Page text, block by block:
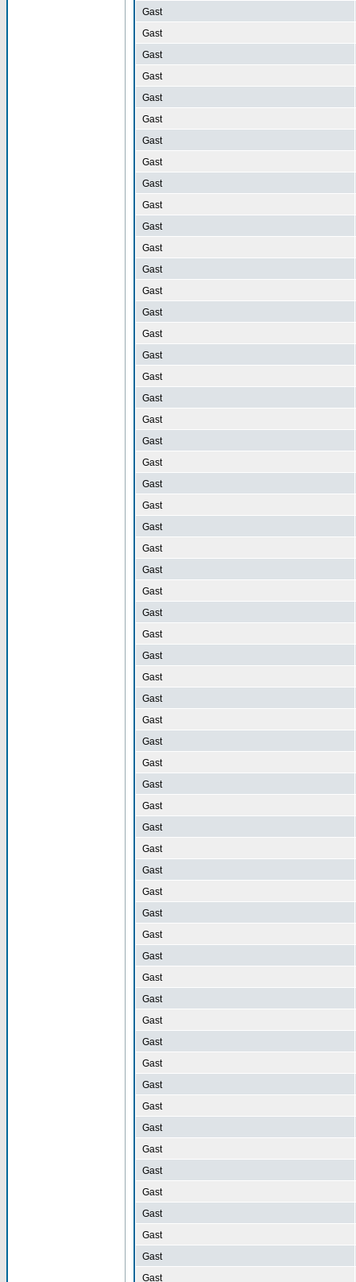
Gast
Gast
Gast
Gast
Gast
Gast
Gast
Gast
Gast
Gast
Gast
Gast
Gast
Gast
Gast
Gast
Gast
Gast
Gast
Gast
Gast
Gast
Gast
Gast
Gast
Gast
Gast
Gast
Gast
Gast
Gast
Gast
Gast
Gast
Gast
Gast
Gast
Gast
Gast
Gast
Gast
Gast
Gast
Gast
Gast
Gast
Gast
Gast
Gast
Gast
Gast
Gast
Gast
Gast
Gast
Gast
Gast
Gast
Gast
Gast